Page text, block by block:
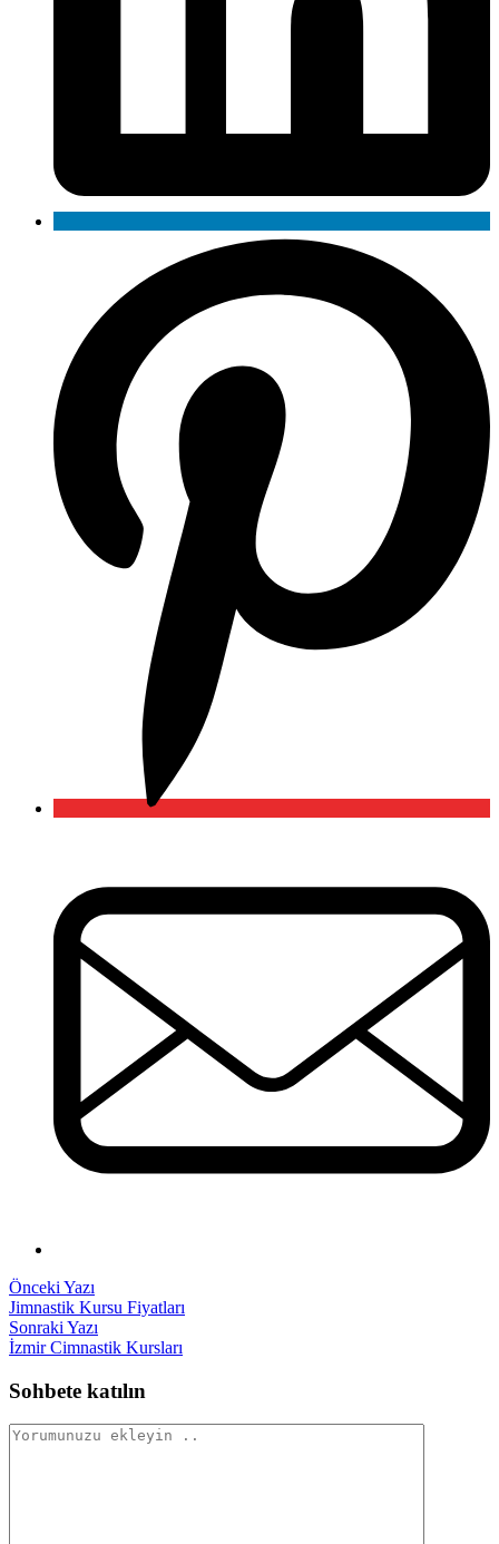
Yazı
gezinmesi
Önceki Yazı
yazı:
Jimnastik Kursu Fiyatları
Sonraki Yazı
yazı:
İzmir Cimnastik Kursları
Sohbete katılın